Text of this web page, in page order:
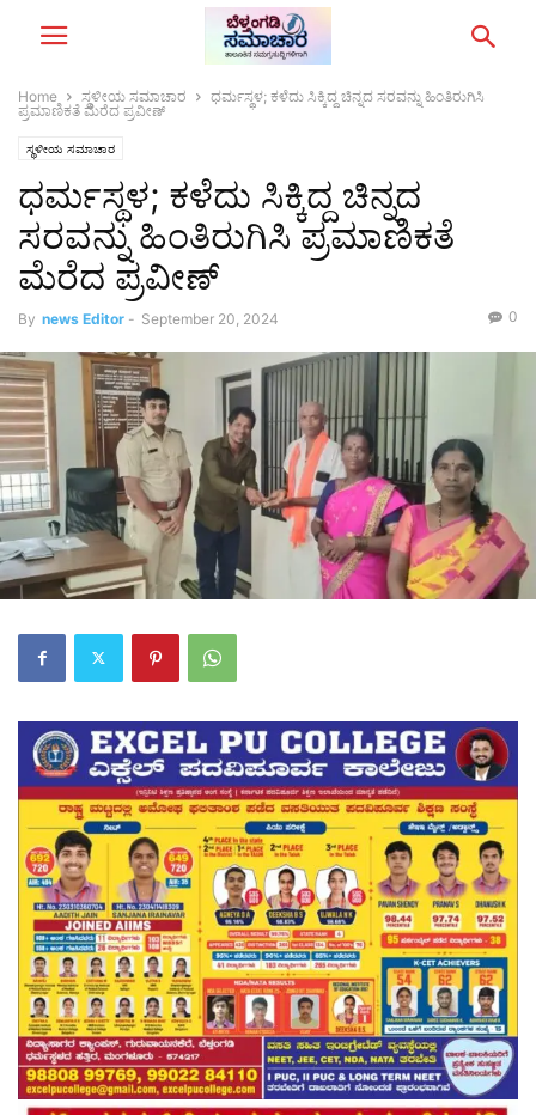
Home ಸ್ಥಳೀಯ ಸಮಾಚಾರ
ಧರ್ಮಸ್ಥಳ; ಕಳೆದು ಸಿಕ್ಕಿದ್ದ ಚಿನ್ನದ ಸರವನ್ನು ಹಿಂತಿರುಗಿಸಿ
ಪ್ರಮಾಣಿಕತೆ ಮೆರೆದ ಪ್ರವೀಣ್
ಸ್ಥಳೀಯ ಸಮಾಚಾರ
ಧರ್ಮಸ್ಥಳ; ಕಳೆದು ಸಿಕ್ಕಿದ್ದ ಚಿನ್ನದ
ಸರವನ್ನು ಹಿಂತಿರುಗಿಸಿ ಪ್ರಮಾಣಿಕತೆ
ಮೆರೆದ ಪ್ರವೀಣ್
By news Editor - September 20, 2024 0